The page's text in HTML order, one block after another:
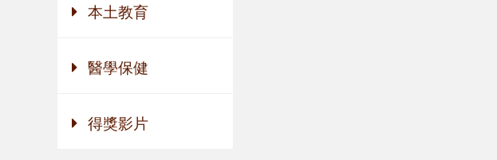
本土教育
醫學保健
得獎影片